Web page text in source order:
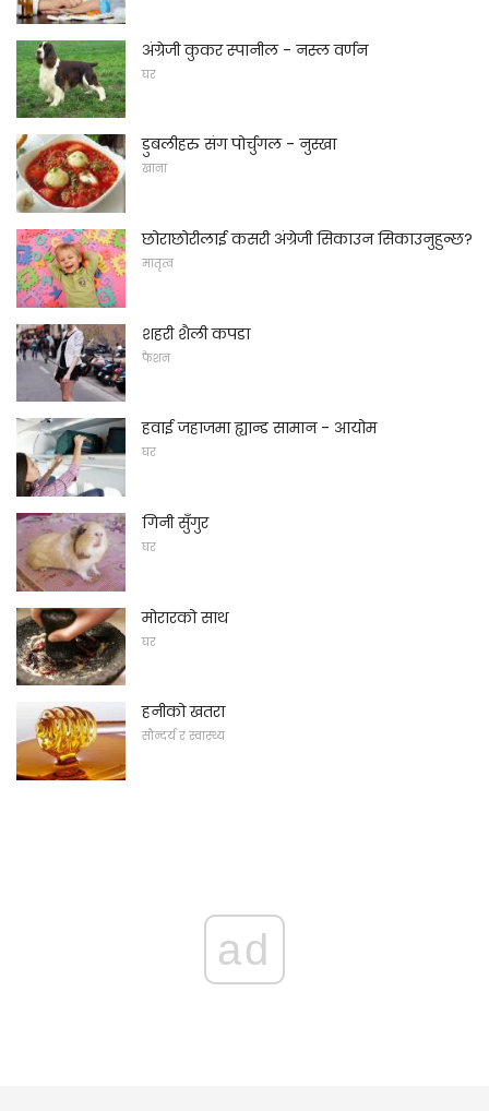
अंग्रेजी कुकर स्पानील - नस्ल वर्णन
घर
डुबलीहरु संग पोर्चुगल - नुस्खा
खाना
छोराछोरीलाई कसरी अंग्रेजी सिकाउन सिकाउनुहुन्छ?
मातृत्व
शहरी शैली कपडा
फैशन
हवाई जहाजमा ह्यान्ड सामान - आयोम
घर
गिनी सुँगुर
घर
मोरारको साथ
घर
हनीको खतरा
सौन्दर्य र स्वास्थ्य
ad